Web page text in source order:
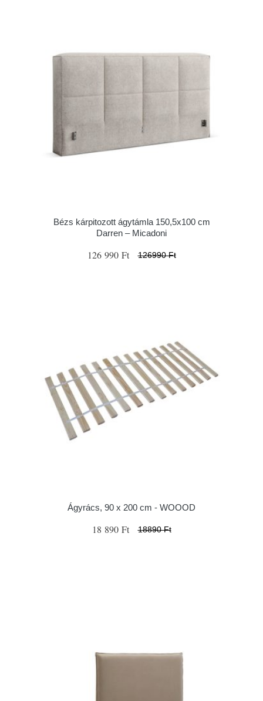
Bézs kárpitozott ágytámla 150,5x100 cm
Darren – Micadoni
126 990 Ft 126990 Ft
Ágyrács, 90 x 200 cm - WOOOD
18 890 Ft 18890 Ft